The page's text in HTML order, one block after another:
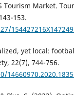
Tourism Market.
153.
yet local:
22(7), 744-756.